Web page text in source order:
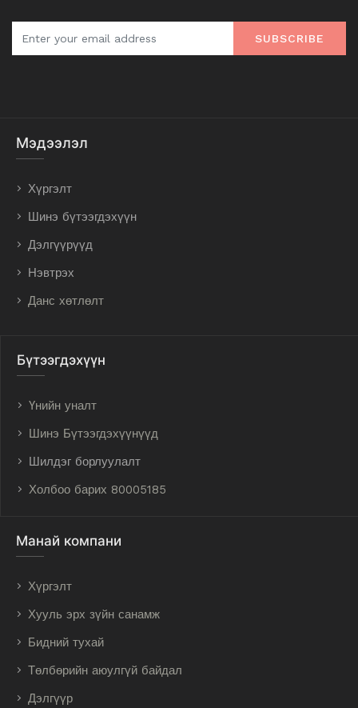
SUBSCRIBE
Мэдээлэл
Хүргэлт
Шинэ бүтээгдэхүүн
Дэлгүүрүүд
Нэвтрэх
Данс хөтлөлт
Бүтээгдэхүүн
Үнийн уналт
Шинэ Бүтээгдэхүүнүүд
Шилдэг борлуулалт
Холбоо барих 80005185
Манай компани
Хүргэлт
Хууль эрх зүйн санамж
Бидний тухай
Төлбөрийн аюулгүй байдал
Дэлгүүр